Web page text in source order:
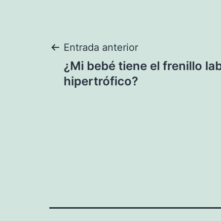
Navegación
de
Entrada anterior
¿Mi bebé tiene el frenillo
hipertrófico?